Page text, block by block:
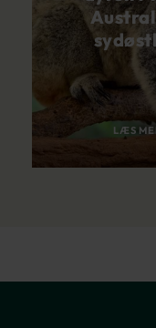
LÆS